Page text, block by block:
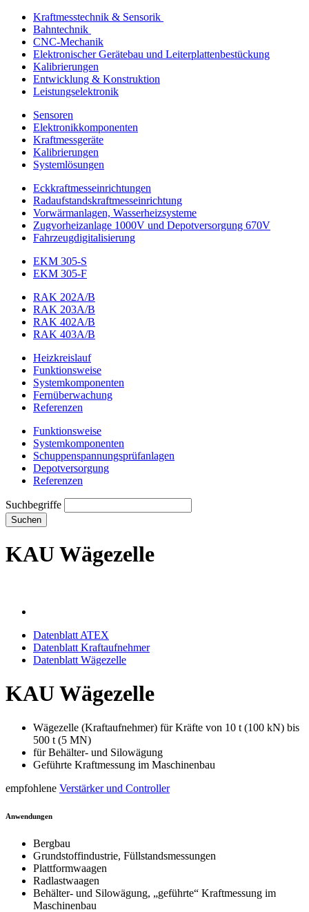
Kraftmesstechnik & Sensorik
Bahntechnik
CNC-Mechanik
Elektronischer Gerätebau und Leiterplatten­bestückung
Kalibrierungen
Entwicklung & Konstruktion
Leistungselektronik
Sensoren
Elektronikkomponenten
Kraftmessgeräte
Kalibrierungen
Systemlösungen
Eckkraftmess­einrichtungen
Radaufstands­kraftmess­einrichtung
Vorwärmanlagen, Wasserheizsysteme
Zugvorheizanlage 1000V und Depotversorgung 670V
Fahrzeugdigitalisierung
EKM 305-S
EKM 305-F
RAK 202A/B
RAK 203A/B
RAK 402A/B
RAK 403A/B
Heizkreislauf
Funktionsweise
Systemkomponenten
Fernüberwachung
Referenzen
Funktionsweise
Systemkomponenten
Schuppenspannungs­prüfanlagen
Depotversorgung
Referenzen
Suchbegriffe
Suchen
KAU Wägezelle
Datenblatt ATEX
Datenblatt Kraftaufnehmer
Datenblatt Wägezelle
KAU Wägezelle
Wägezelle (Kraftaufnehmer) für Kräfte von 10 t (100 kN) bis
500 t (5 MN)
für Behälter- und Silowägung
Geführte Kraftmessung im Maschinenbau
empfohlene Verstärker und Controller
Anwendungen
Bergbau
Grundstoffindustrie, Füllstandsmessungen
Plattformwaagen
Radlastwaagen
Behälter- und Silowägung, „geführte“ Kraftmessung im
Maschinenbau